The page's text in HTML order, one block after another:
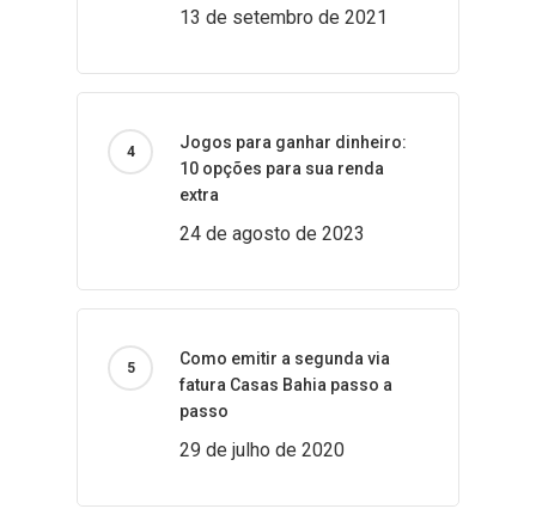
13 de setembro de 2021
Jogos para ganhar dinheiro:
10 opções para sua renda
extra
24 de agosto de 2023
Como emitir a segunda via
fatura Casas Bahia passo a
passo
29 de julho de 2020